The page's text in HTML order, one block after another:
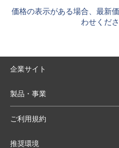
価格の表示がある場合、最新
わせくださ
企業サイト
製品・事業
ご利用規約
推奨環境